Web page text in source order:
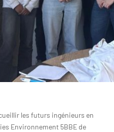
les futurs ingénieurs en
Environnement 5BBE de